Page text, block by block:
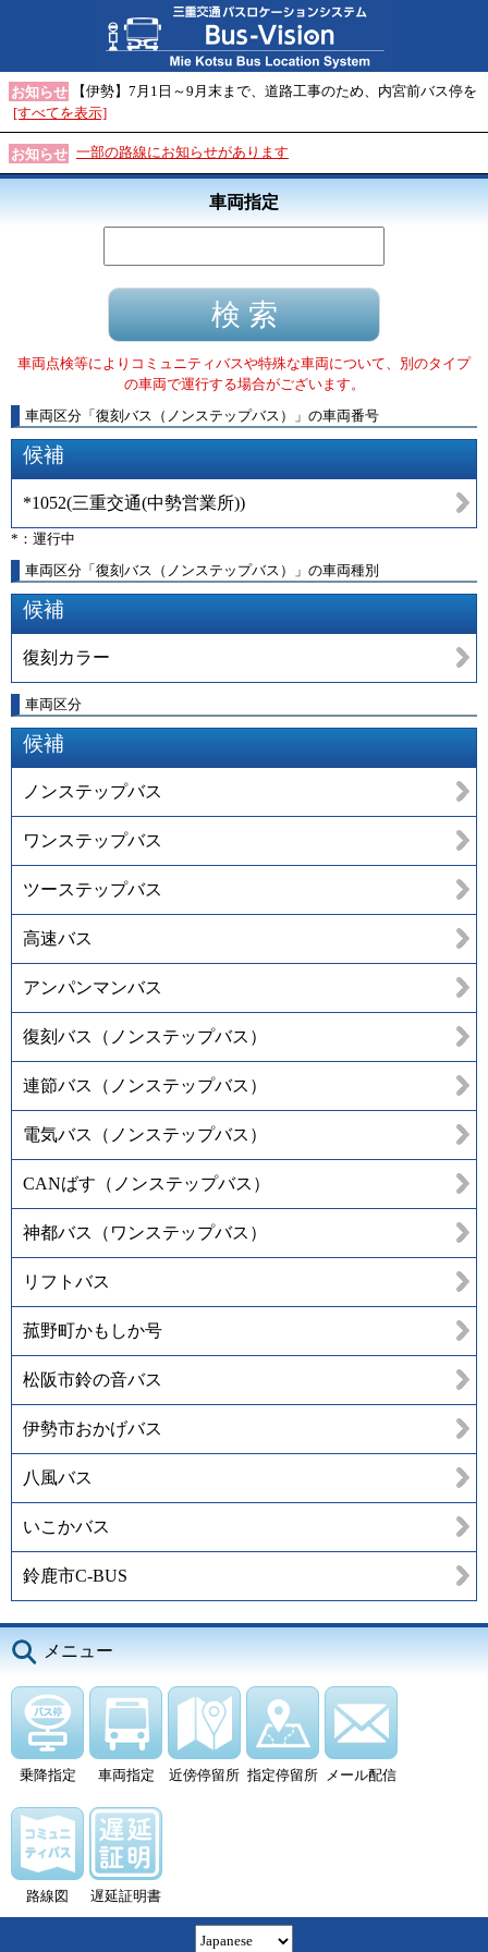
お知らせ
【伊勢】7月1日～9月末まで、道路工事のため、内宮前バス停を
[すべてを表示]
お知らせ 一部の路線にお知らせがあります
車両指定
車両点検等によりコミュニティバスや特殊な車両について、別のタイプ
の車両で運行する場合がございます。
車両区分 「 復刻バス（ノンステップバス） 」 の車両番号
候補
*1052(三重交通(中勢営業所))
*：運行中
車両区分「復刻バス（ノンステップバス）」の車両種別
候補
復刻カラー
車両区分
候補
ノンステップバス
ワンステップバス
ツーステップバス
高速バス
アンパンマンバス
復刻バス（ノンステップバス）
連節バス（ノンステップバス）
電気バス（ノンステップバス）
CANばす（ノンステップバス）
神都バス（ワンステップバス）
リフトバス
菰野町かもしか号
松阪市鈴の音バス
伊勢市おかげバス
八風バス
いこかバス
鈴鹿市C-BUS
メニュー
乗降指定 車両指定 近傍停留所 指定停留所 メール配信
路線図 遅延証明書